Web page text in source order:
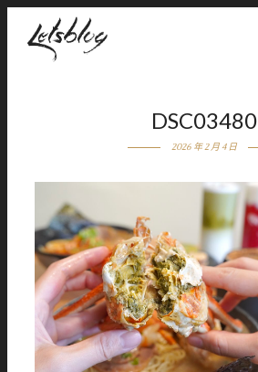
DSC03480
2026 年 2 月 4 日